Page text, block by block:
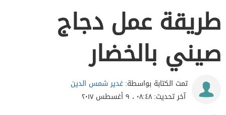
طريقة عمل دجاج
صيني بالخضار
تمت الكتابة بواسطة:غدير شمس الدين
آخر تحديث:٠٨:٤٨ ، ٩ أغسطس ٢٠١٧